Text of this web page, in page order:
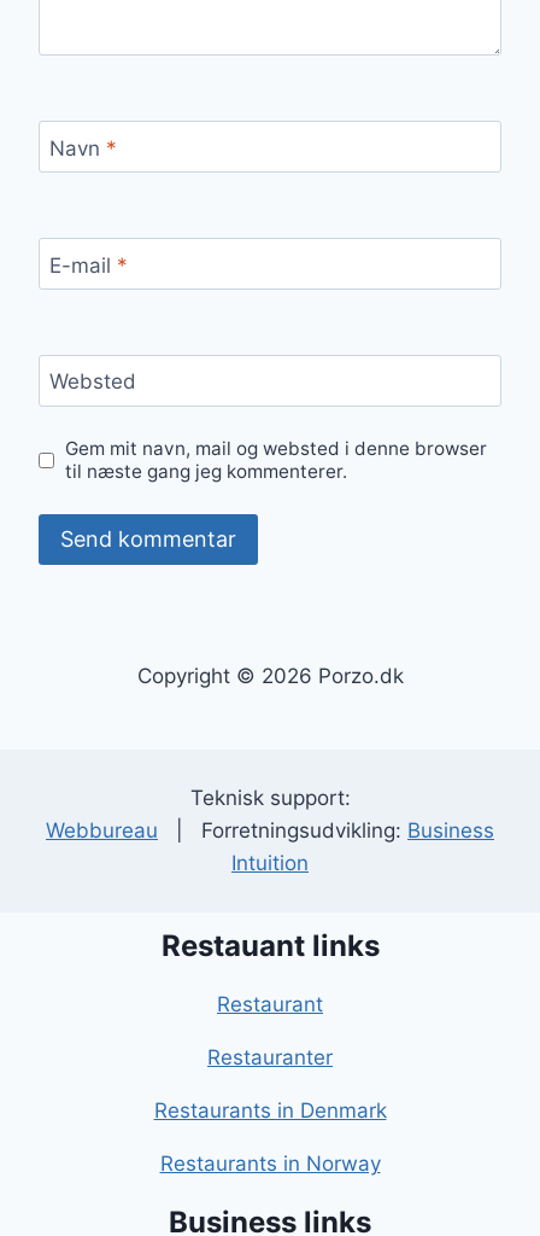
Navn *
E-mail *
Websted
Gem mit navn, mail og websted i denne browser
til næste gang jeg kommenterer.
Copyright © 2026 Porzo.dk
Teknisk support:
Webbureau | Forretningsudvikling: Business
Intuition
Restauant links
Restaurant
Restauranter
Restaurants in Denmark
Restaurants in Norway
Business links